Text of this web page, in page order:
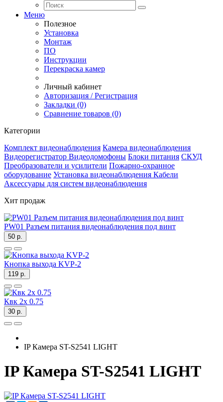
Меню
Полезное
Установка
Монтаж
ПО
Инструкции
Перекраска камер
Личный кабинет
Авторизация / Регистрация
Закладки (0)
Сравнение товаров (0)
Категории
Комплект видеонаблюдения Камера видеонаблюдения
Видеорегистратор Видеодомофоны Блоки питания СКУД
Преобразователи и усилители Пожарно-охранное
оборудование Установка видеонаблюдения Кабели
Аксессуары для систем видеонаблюдения
Хит продаж
PW01 Разъем питания видеонаблюдения под винт
50 р.
Кнопка выхода KVP-2
119 р.
Квк 2х 0.75
30 р.
IP Камера ST-S2541 LIGHT
IP Камера ST-S2541 LIGHT